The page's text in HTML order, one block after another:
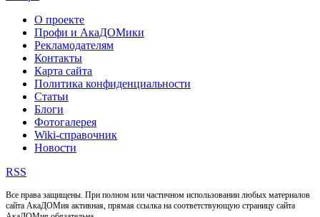
О проекте
Профи и АкаДОМики
Рекламодателям
Контакты
Карта сайта
Политика конфиденциальности
Статьи
Блоги
Фотогалерея
Wiki-справочник
Новости
RSS
Все права защищены. При полном или частичном использовании любых материалов
сайта АкаДОМия активная, прямая ссылка на соответствующую страницу сайта